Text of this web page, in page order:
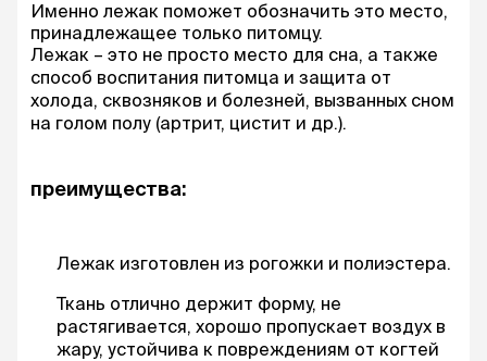
Именно лежак поможет обозначить это место,
принадлежащее только питомцу.
Лежак – это не просто место для сна, а также
способ воспитания питомца и защита от
холода, сквозняков и болезней, вызванных сном
на голом полу (артрит, цистит и др.).
преимущества:
Лежак изготовлен из рогожки и полиэстера.
Ткань отлично держит форму, не
растягивается, хорошо пропускает воздух в
жару, устойчива к повреждениям от когтей